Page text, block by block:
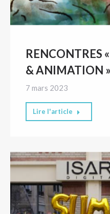
RENCONTRES
& ANIMATION
7 mars 2023
Lire l'article